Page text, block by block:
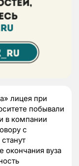
лицея при
побывали
в компании
с
окончания вуза